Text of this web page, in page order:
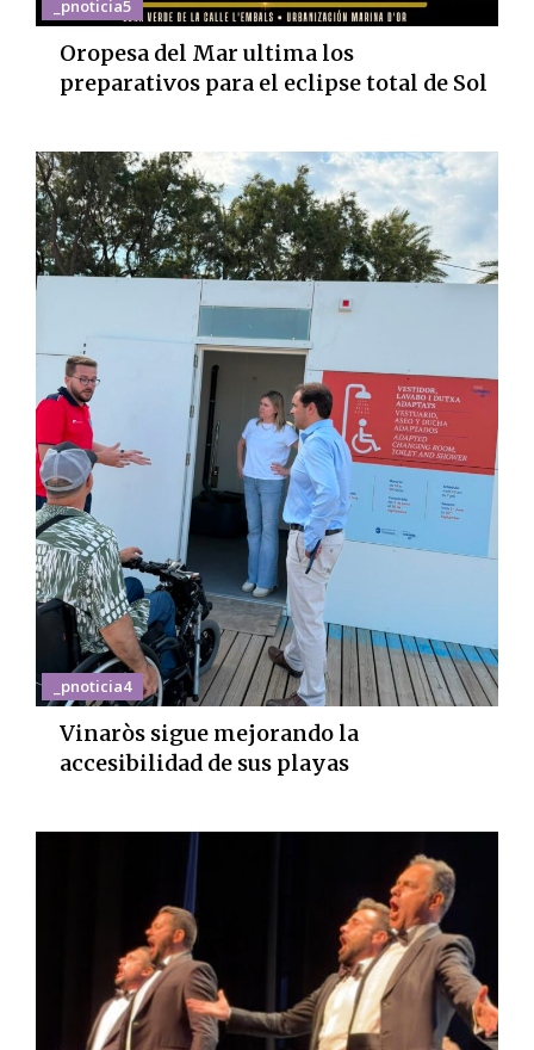
_pnoticia5
Oropesa del Mar ultima los
preparativos para el eclipse total de Sol
_pnoticia4
Vinaròs sigue mejorando la
accesibilidad de sus playas